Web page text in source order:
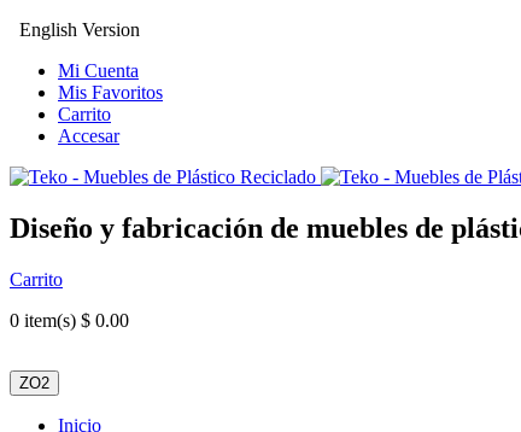
English Version
Mi Cuenta
Mis Favoritos
Carrito
Accesar
Diseño y fabricación de muebles de
Carrito
0 item(s) $ 0.00
ZO2
Inicio